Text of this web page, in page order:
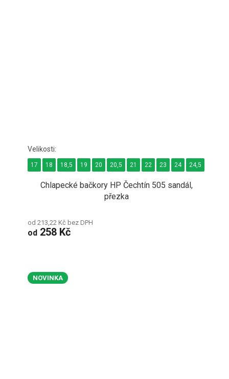
Chlapecké bačkory HP Čechtín 505 sandál,
přezka
od 213,22 Kč bez DPH
od 258 Kč
17 18 18,5 19 20 20,5 21 22 23 24 24,5
NOVINKA